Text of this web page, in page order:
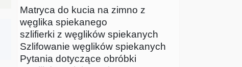
Matryca do kucia na zimno z
węglika spiekanego
szlifierki z węglików spiekanych
Szlifowanie węglików spiekanych
Pytania dotyczące obróbki